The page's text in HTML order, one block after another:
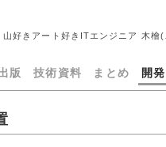
山好きアート好きITエンジニア 木檜
版 技術資料 まとめ 開